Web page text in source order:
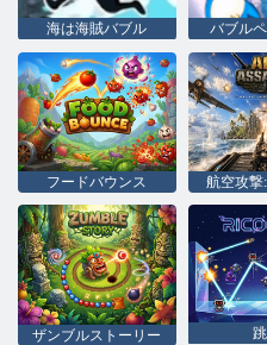
海は海賊バブル バブル
フードバウンス 航空攻撃
ザンブルストーリー